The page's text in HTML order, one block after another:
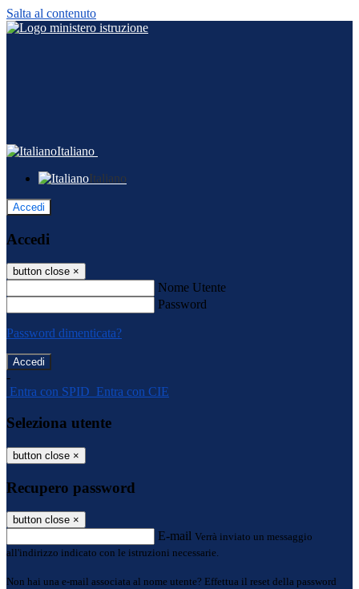
Salta al contenuto
Italiano
Italiano
Accedi
Accedi
button close ×
Nome Utente
Password
Password dimenticata?
-
Entra con SPID Entra con CIE
Seleziona utente
button close ×
Recupero password
button close ×
E-mail Verrà inviato un messaggio
all'indirizzo indicato con le istruzioni necessarie.
Non hai una e-mail associata al nome utente? Effettua il reset della password